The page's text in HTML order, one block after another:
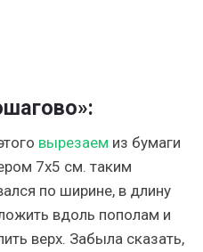
вырезаем из бумаги
7х5 см. таким
по ширине, в длину
вдоль пополам и
верх. Забыла сказать,